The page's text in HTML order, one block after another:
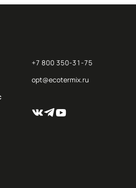
+7 800 350-31-75
opt@ecotermix.ru